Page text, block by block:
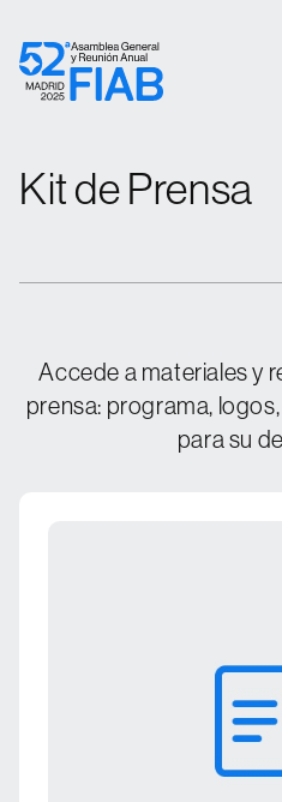
Sobre
Kit de Prensa
Kit de Prensa
Accede a materiales y
prensa: programa,
para su